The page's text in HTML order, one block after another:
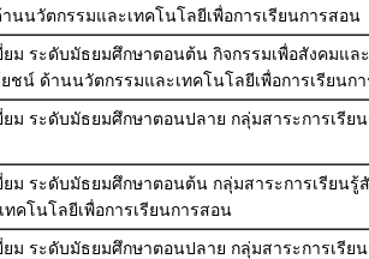
นนวัตกรรมและเทคโนโลยีเพื่อการเรียนการสอน
ยม ระดับมัธยมศึกษาตอนต้น กิจกรรมเพื่อสังคมและ
ชน์ ด้านนวัตกรรมและเทคโนโลยีเพื่อการเรียนก
ยม ระดับมัธยมศึกษาตอนปลาย กลุ่มสาระการเรีย
ยม ระดับมัธยมศึกษาตอนต้น กลุ่มสาระการเรียนรู้
คโนโลยีเพื่อการเรียนการสอน
ยม ระดับมัธยมศึกษาตอนปลาย กลุ่มสาระการเรีย